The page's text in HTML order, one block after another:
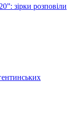
зірки розповіли